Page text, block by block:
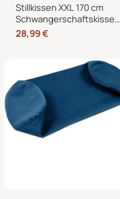
Stillkissen XXL 170 cm
Schwangerschaftskissen
Seitenschläferkissen U-
Form mit abnehmbarem
28,99€